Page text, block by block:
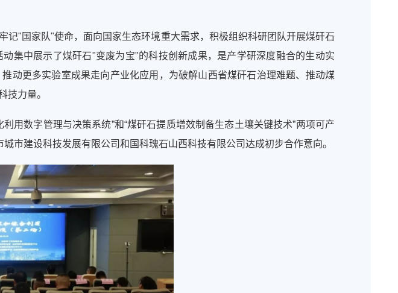
"国家队"使命，面向国家生态环境重大需求，积极组织科研团队开展煤矸石
集中展示了煤矸石"变废为宝"的科技创新成果，是产学研深度融合的生动实
动更多实验室成果走向产业化应用，为破解山西省煤矸石治理难题、推动煤
技力量。
用数字管理与决策系统”和“煤矸石提质增效制备生态土壤关键技术”两项可产
市建设科技发展有限公司和国科瑰石山西科技有限公司达成初步合作意向。